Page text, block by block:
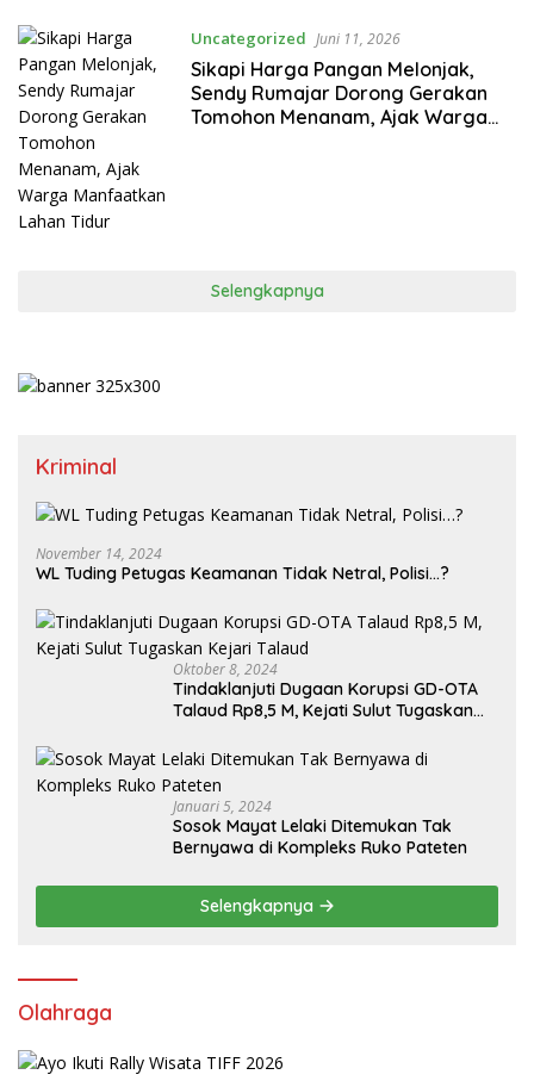
Uncategorized Juni 11, 2026
Sikapi Harga Pangan Melonjak,
Sendy Rumajar Dorong Gerakan
Tomohon Menanam, Ajak Warga
Selengkapnya
Kriminal
November 14, 2024
WL Tuding Petugas Keamanan Tidak Netral, Polisi…?
Oktober 8, 2024
Tindaklanjuti Dugaan Korupsi GD-OTA
Talaud Rp8,5 M, Kejati Sulut Tugaskan
Januari 5, 2024
Sosok Mayat Lelaki Ditemukan Tak
Bernyawa di Kompleks Ruko Pateten
Selengkapnya
Olahraga